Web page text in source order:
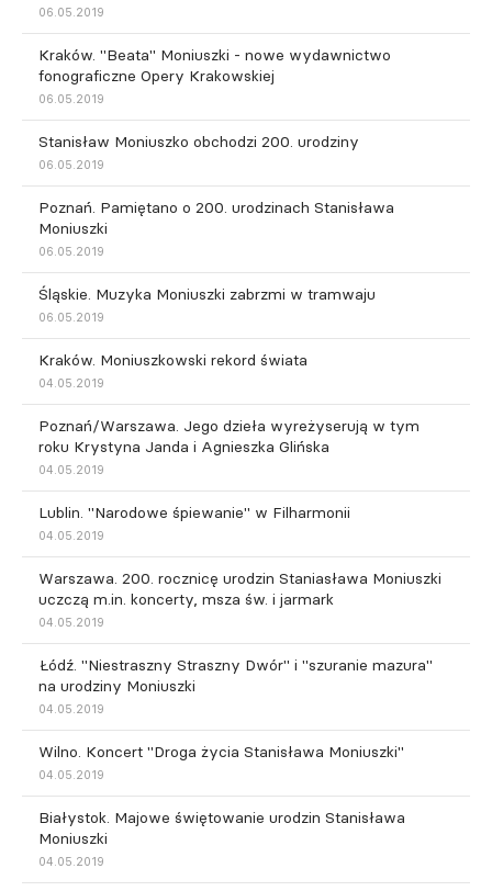
06.05.2019
Kraków. "Beata" Moniuszki - nowe wydawnictwo
fonograficzne Opery Krakowskiej
06.05.2019
Stanisław Moniuszko obchodzi 200. urodziny
06.05.2019
Poznań. Pamiętano o 200. urodzinach Stanisława
Moniuszki
06.05.2019
Śląskie. Muzyka Moniuszki zabrzmi w tramwaju
06.05.2019
Kraków. Moniuszkowski rekord świata
04.05.2019
Poznań/Warszawa. Jego dzieła wyreżyserują w tym
roku Krystyna Janda i Agnieszka Glińska
04.05.2019
Lublin. "Narodowe śpiewanie" w Filharmonii
04.05.2019
Warszawa. 200. rocznicę urodzin Staniasława Moniuszki
uczczą m.in. koncerty, msza św. i jarmark
04.05.2019
Łódź. "Niestraszny Straszny Dwór" i "szuranie mazura"
na urodziny Moniuszki
04.05.2019
Wilno. Koncert "Droga życia Stanisława Moniuszki"
04.05.2019
Białystok. Majowe świętowanie urodzin Stanisława
Moniuszki
04.05.2019